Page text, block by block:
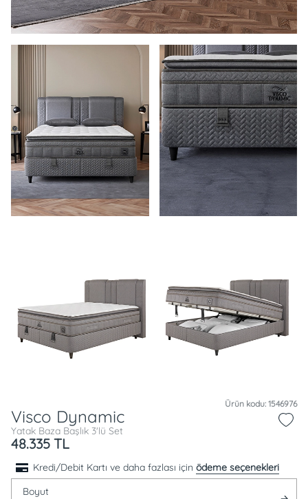
Ürün kodu: 1546976
Visco Dynamic
Yatak Baza Başlık 3'lü Set
48.335 TL
Kredi/Debit Kartı ve daha fazlası için ödeme seçenekleri
Boyut